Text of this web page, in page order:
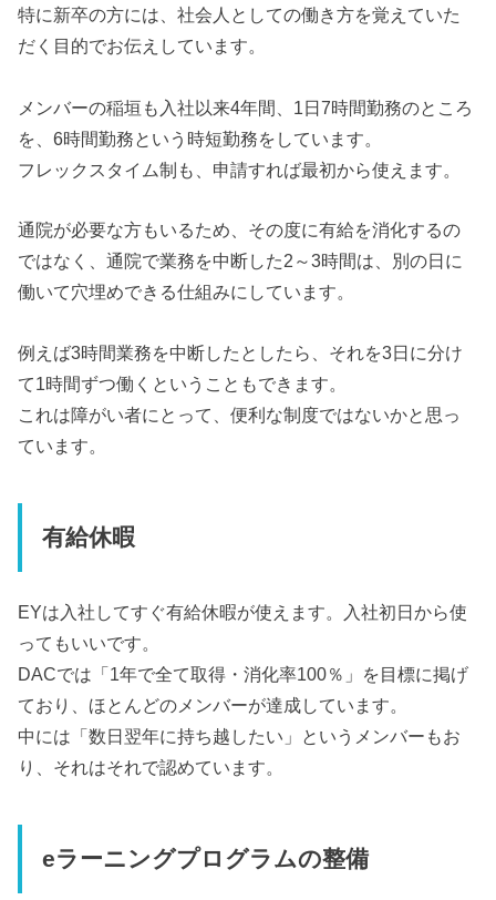
特に新卒の方には、社会人としての働き方を覚えていた
だく目的でお伝えしています。
メンバーの稲垣も入社以来4年間、1日7時間勤務のところ
を、6時間勤務という時短勤務をしています。
フレックスタイム制も、申請すれば最初から使えます。
通院が必要な方もいるため、その度に有給を消化するの
ではなく、通院で業務を中断した2～3時間は、別の日に
働いて穴埋めできる仕組みにしています。
例えば3時間業務を中断したとしたら、それを3日に分け
て1時間ずつ働くということもできます。
これは障がい者にとって、便利な制度ではないかと思っ
ています。
有給休暇
EYは入社してすぐ有給休暇が使えます。入社初日から使
ってもいいです。
DACでは「1年で全て取得・消化率100％」を目標に掲げ
ており、ほとんどのメンバーが達成しています。
中には「数日翌年に持ち越したい」というメンバーもお
り、それはそれで認めています。
eラーニングプログラムの整備